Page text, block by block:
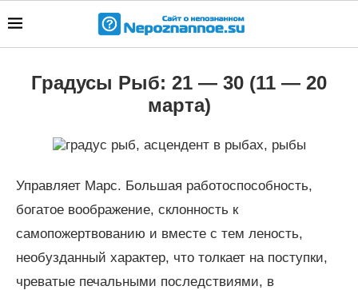
Градусы Рыб: 21 — 30 (11 — 20
марта)
Управляет Марс. Большая работоспособность,
богатое воображение, склонность к
самопожертвованию и вместе с тем леность,
необузданный характер, что толкает на поступки,
чреватые печальными последствиями, в